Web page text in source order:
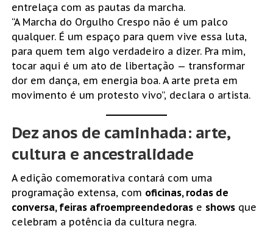
entrelaça com as pautas da marcha.
“A Marcha do Orgulho Crespo não é um palco
qualquer. É um espaço para quem vive essa luta,
para quem tem algo verdadeiro a dizer. Pra mim,
tocar aqui é um ato de libertação — transformar
dor em dança, em energia boa. A arte preta em
movimento é um protesto vivo”, declara o artista.
Dez anos de caminhada: arte,
cultura e ancestralidade
A edição comemorativa contará com uma
programação extensa, com oficinas, rodas de
conversa, feiras afroempreendedorase showsque
celebram a potência da cultura negra.